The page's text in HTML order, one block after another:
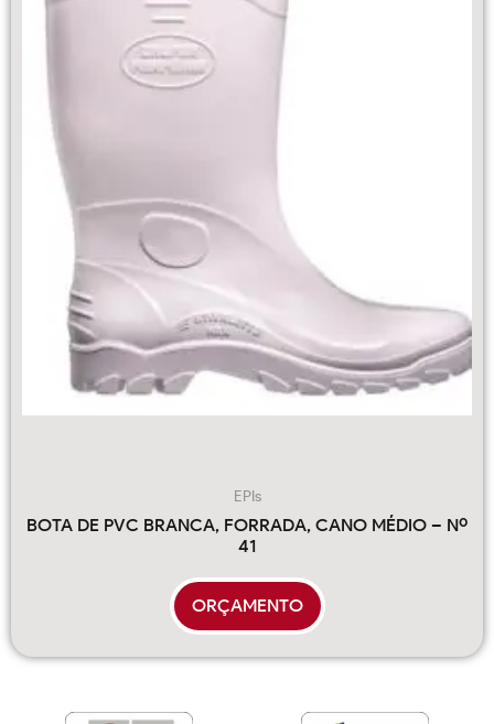
EPIs
BOTA DE PVC BRANCA, FORRADA, CANO MÉDIO – Nº
41
ORÇAMENTO